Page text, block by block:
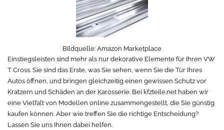
Bildquelle: Amazon Marketplace
Einstiegsleisten sind mehr als nur dekorative Elemente für Ihren VW
T Cross. Sie sind das Erste, was Sie sehen, wenn Sie die Tür Ihres
Autos öffnen, und bringen gleichzeitig einen gewissen Schutz vor
Kratzern und Schäden an der Karosserie. Bei kfzteile.net haben wir
eine Vielfalt von Modellen online zusammengestellt, die Sie günstig
kaufen können. Aber wie treffen Sie die richtige Entscheidung?
Lassen Sie uns Ihnen dabei helfen.